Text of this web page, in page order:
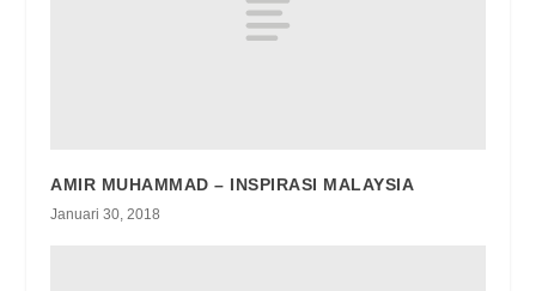
AMIR MUHAMMAD – INSPIRASI MALAYSIA
Januari 30, 2018